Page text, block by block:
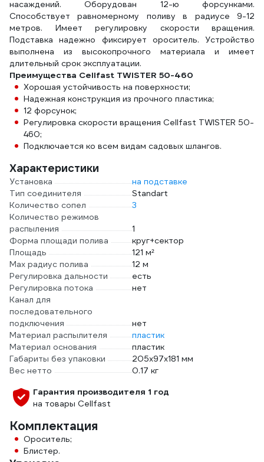
насаждений. Оборудован 12-ю форсунками.
Способствует равномерному поливу в радиусе 9-12
метров. Имеет регулировку скорости вращения.
Подставка надежно фиксирует ороситель. Устройство
выполнена из высокопрочного материала и имеет
длительный срок эксплуатации.
Преимущества Cellfast TWISTER 50-460
Хорошая устойчивость на поверхности;
Надежная конструкция из прочного пластика;
12 форсунок;
Регулировка скорости вращения Cellfast TWISTER 50-
460;
Подключается ко всем видам садовых шлангов.
Характеристики
Установка
на подставке
Тип соединителя
Standart
Количество сопел
3
Количество режимов
распыления
1
Форма площади полива
круг+сектор
Площадь
121 м²
Max радиус полива
12 м
Регулировка дальности
есть
Регулировка потока
нет
Канал для
последовательного
подключения
нет
Материал распылителя
пластик
Материал основания
пластик
Габариты без упаковки
205х97х181 мм
Вес нетто
0.17 кг
Гарантия производителя 1 год
на товары Cellfast
Комплектация
Ороситель;
Блистер.